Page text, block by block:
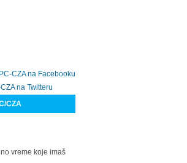
CZA na Facebooku
na Twitteru
CZA
vreme koje imaš